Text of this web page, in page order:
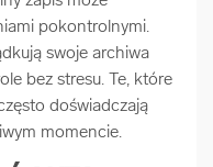
pokontrolnymi.
swoje archiwa
bez stresu. Te, które
doświadczają
momencie.